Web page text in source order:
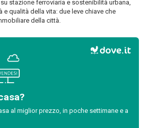
stazione ferroviaria e sostenibilità urbana,
qualità della vita: due leve chiave che
della città.
al miglior prezzo, in poche settimane e a